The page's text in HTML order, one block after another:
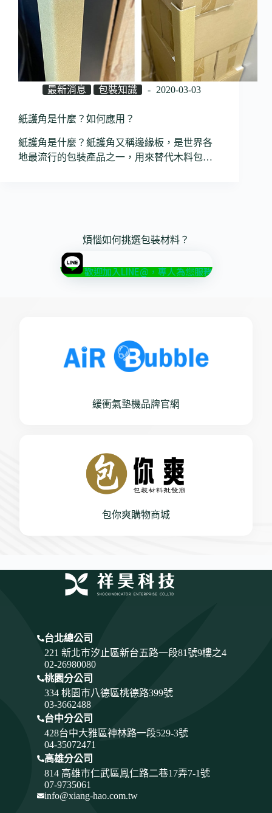
最新消息 包裝知識 2020-03-03
紙護角是什麼？如何應用？
紙護角是什麼？紙護角又稱邊緣板，是世界各
地最流行的包裝產品之一，用來替代木料包…
煩惱如何挑選包裝材料？
歡迎加入LINE@，專人為您服務
緩衝氣墊機品牌官網
包你爽購物商城
台北總公司
221 新北市汐止區新台五路一段81號9樓之4
02-26980080
桃園分公司
334 桃園市八德區桃德路399號
03-3662488
台中分公司
428台中大雅區神林路一段529-3號
04-35072471
高雄分公司
814 高雄市仁武區鳳仁路二巷17弄7-1號
07-9735061
info@xiang-hao.com.tw